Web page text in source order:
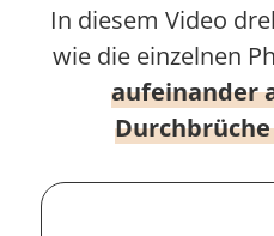
In diesem Video
wie die einzelnen
aufeinander